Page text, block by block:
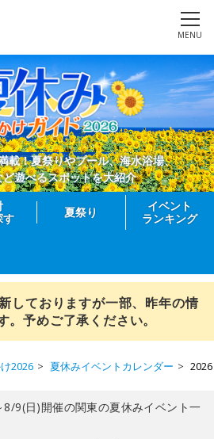
MENU
載！夏祭りやプール、海水浴場、
遊べるスポットを大紹介
す
夏祭り
イベント
ランキング
しておりますが一部、昨年の情
。予めご了承ください。
2026 夏休みイベントカレンダー
9(日)開催の関東の夏休みイベント一